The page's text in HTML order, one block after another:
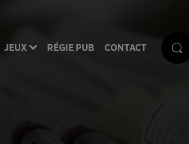
JEUX RÉGIE PUB CONTACT